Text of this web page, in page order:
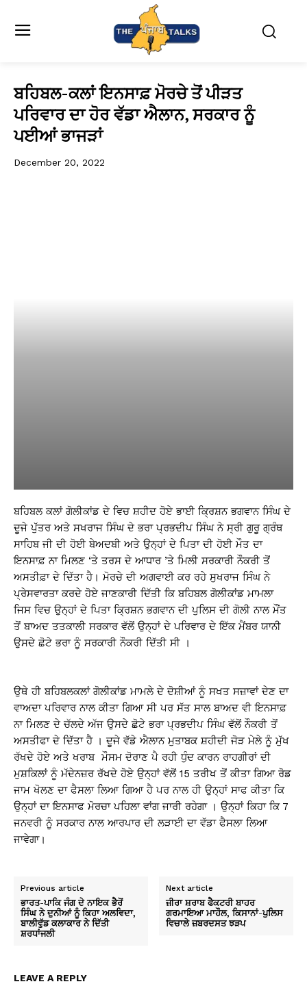
ਬਹਿਬਲ-ਕਲਾਂ ਇਨਸਾਫ਼ ਮੋਰਚੇ ਤੋਂ ਪੀੜਤ
ਪਰਿਵਾਰ ਦਾ ਹੋਰ ਵੱਡਾ ਐਲਾਨ, ਸਰਕਾਰ ਨੂੰ
ਪਈਆਂ ਭਾਜੜਾਂ
December 20, 2022
ਬਹਿਬਲ ਕਲਾਂ ਗੋਲੀਕਾਂਡ ਦੇ ਵਿਚ ਸ਼ਹੀਦ ਹੋਏ ਭਾਈ ਕ੍ਰਿਸ਼ਨ ਭਗਵਾਨ ਸਿੰਘ ਦੇ
ਦੂਜੇ ਪੁੱਤਰ ਅਤੇ ਸਖਰਾਜ ਸਿੰਘ ਦੇ ਭਰਾ ਪ੍ਰਭਦੀਪ ਸਿੰਘ ਨੇ ਸ੍ਰੀ ਗੁਰੂ ਗ੍ਰੰਥ
ਸਾਹਿਬ ਜੀ ਦੀ ਹੋਈ ਬੇਅਦਬੀ ਅਤੇ ਉਨ੍ਹਾਂ ਦੇ ਪਿਤਾ ਦੀ ਹੋਈ ਮੌਤ ਦਾ
ਇਨਸਾਫ਼ ਨਾ ਮਿਲਣ ‘ਤੇ ਤਰਸ ਦੇ ਆਧਾਰ ’ਤੇ ਮਿਲੀ ਸਰਕਾਰੀ ਨੌਕਰੀ ਤੋਂ
ਅਸਤੀਫ਼ਾ ਦੇ ਦਿੱਤਾ ਹੈ। ਮੋਰਚੇ ਦੀ ਅਗਵਾਈ ਕਰ ਰਹੇ ਸੁਖਰਾਜ ਸਿੰਘ ਨੇ
ਪ੍ਰੇਸਵਾਰਤਾ ਕਰਦੇ ਹੋਏ ਜਾਣਕਾਰੀ ਦਿੱਤੀ ਕਿ ਬਹਿਬਲ ਗੋਲੀਕਾਂਡ ਮਾਮਲਾ
ਜਿਸ ਵਿਚ ਉਨ੍ਹਾਂ ਦੇ ਪਿਤਾ ਕ੍ਰਿਸ਼ਨ ਭਗਵਾਨ ਦੀ ਪੁਲਿਸ ਦੀ ਗੋਲੀ ਨਾਲ ਮੌਂਤ
ਤੋਂ ਬਾਅਦ ਤਤਕਾਲੀ ਸਰਕਾਰ ਵੱਲੋਂ ਉਨ੍ਹਾਂ ਦੇ ਪਰਿਵਾਰ ਦੇ ਇੱਕ ਮੈਂਬਰ ਯਾਨੀ
ਉਸਦੇ ਛੋਟੇ ਭਰਾ ਨੂੰ ਸਰਕਾਰੀ ਨੌਕਰੀ ਦਿੱਤੀ ਸੀ ।
ਉਥੇ ਹੀ ਬਹਿਬਲਕਲਾਂ ਗੋਲੀਕਾਂਡ ਮਾਮਲੇ ਦੇ ਦੋਸ਼ੀਆਂ ਨੂੰ ਸਖਤ ਸਜ਼ਾਵਾਂ ਦੇਣ ਦਾ
ਵਾਅਦਾ ਪਰਿਵਾਰ ਨਾਲ ਕੀਤਾ ਗਿਆ ਸੀ ਪਰ ਸੱਤ ਸਾਲ ਬਾਅਦ ਵੀ ਇਨਸਾਫ਼
ਨਾ ਮਿਲਣ ਦੇ ਚੱਲਦੇ ਅੱਜ ਉਸਦੇ ਛੋਟੇ ਭਰਾ ਪ੍ਰਭਦੀਪ ਸਿੰਘ ਵੱਲੋਂ ਨੌਕਰੀ ਤੋਂ
ਅਸਤੀਫਾ ਦੇ ਦਿੱਤਾ ਹੈ । ਦੂਜੇ ਵੱਡੇ ਐਲਾਨ ਮੁਤਾਬਕ ਸ਼ਹੀਦੀ ਜੋੜ ਮੇਲੇ ਨੂੰ ਮੁੱਖ
ਰੱਖਦੇ ਹੋਏ ਅਤੇ ਖਰਾਬ ਮੌਸਮ ਦੋਰਾਣ ਪੈ ਰਹੀ ਧੁੰਦ ਕਾਰਨ ਰਾਹਗੀਰਾਂ ਦੀ
ਮੁਸ਼ਕਿਲਾਂ ਨੂੰ ਮੱਦੇਨਜ਼ਰ ਰੱਖਦੇ ਹੋਏ ਉਨ੍ਹਾਂ ਵੱਲੋਂ 15 ਤਰੀਖ ਤੋਂ ਕੀਤਾ ਗਿਆ ਰੋਡ
ਜਾਮ ਖੋਲਣ ਦਾ ਫੈਸਲਾ ਲਿਆ ਗਿਆ ਹੈ ਪਰ ਨਾਲ ਹੀ ਉਨ੍ਹਾਂ ਸਾਫ ਕੀਤਾ ਕਿ
ਉਨ੍ਹਾਂ ਦਾ ਇਨਸਾਫ ਮੋਰਚਾ ਪਹਿਲਾ ਵਾਂਗ ਜਾਰੀ ਰਹੇਗਾ । ਉਨ੍ਹਾਂ ਕਿਹਾ ਕਿ 7
ਜਨਵਰੀ ਨੂੰ ਸਰਕਾਰ ਨਾਲ ਆਰਪਾਰ ਦੀ ਲੜਾਈ ਦਾ ਵੱਡਾ ਫੈਸਲਾ ਲਿਆ
ਜਾਵੇਗਾ।
Previous article
ਭਾਰਤ-ਪਾਕਿ ਜੰਗ ਦੇ ਨਾਇਕ ਭੈਰੋਂ
ਸਿੰਘ ਨੇ ਦੁਨੀਆਂ ਨੂੰ ਕਿਹਾ ਅਲਵਿਦਾ,
ਬਾਲੀਵੁੱਡ ਕਲਾਕਾਰ ਨੇ ਦਿੱਤੀ
ਸ਼ਰਧਾਂਜਲੀ
Next article
ਜ਼ੀਰਾ ਸ਼ਰਾਬ ਫੈਕਟਰੀ ਬਾਹਰ
ਗਰਮਾਇਆ ਮਾਹੌਲ, ਕਿਸਾਨਾਂ-ਪੁਲਿਸ
ਵਿਚਾਲੇ ਜ਼ਬਰਦਸਤ ਝੜਪ
LEAVE A REPLY